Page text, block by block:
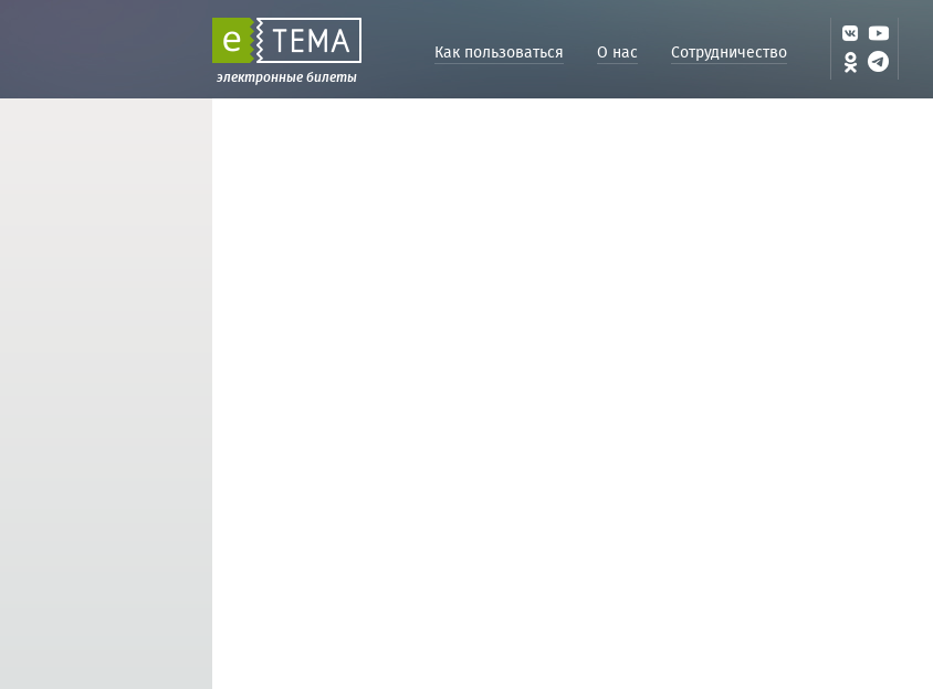
электронные билеты
Как пользоваться О нас Сотрудничество